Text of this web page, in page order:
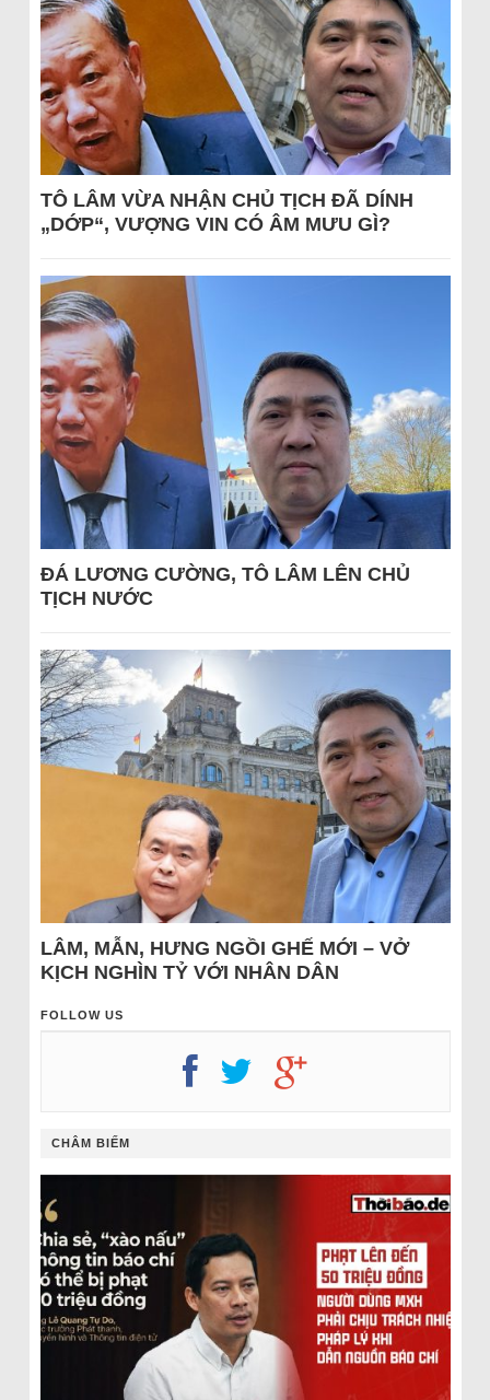
TÔ LÂM VỪA NHẬN CHỦ TỊCH ĐÃ DÍNH
„DỚP“, VƯỢNG VIN CÓ ÂM MƯU GÌ?
ĐÁ LƯƠNG CƯỜNG, TÔ LÂM LÊN CHỦ
TỊCH NƯỚC
LÂM, MẪN, HƯNG NGỒI GHẾ MỚI – VỞ
KỊCH NGHÌN TỶ VỚI NHÂN DÂN
FOLLOW US
CHÂM BIẾM